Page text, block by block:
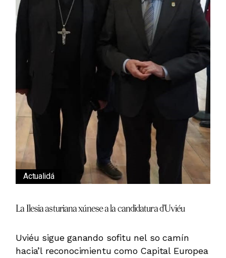
Actualidá
La Ilesia asturiana xúnese a la candidatura d’Uviéu
Uviéu sigue ganando sofitu nel so camín
hacia’l reconocimientu como Capital Europea